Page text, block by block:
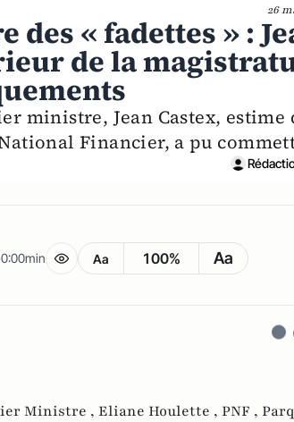
26
des « fadettes » :
de la
ministre, Jean Castex,
Financier, a pu
0:00min Aa 100% Aa
Ministre , Eliane Houlette , PNF ,